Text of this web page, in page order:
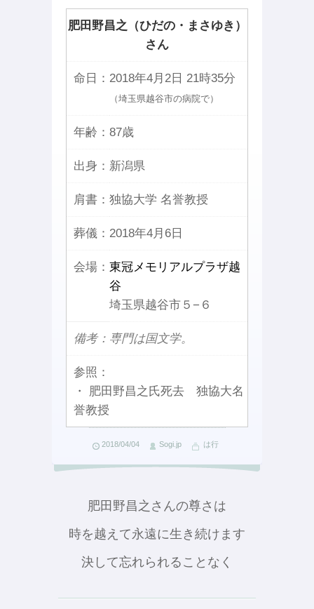
肥田野昌之（ひだの・まさゆき）
さん
命日： 2018年4月2日 21時35分
（埼玉県越谷市の病院で）
年齢： 87歳
出身： 新潟県
肩書： 独協大学 名誉教授
葬儀： 2018年4月6日
会場： 東冠メモリアルプラザ越
谷
埼玉県越谷市５−６
備考：専門は国文学。
参照：
・ 肥田野昌之氏死去 独協大名
誉教授
2018/04/04 Sogi.jp は行
肥田野昌之さんの尊さは
時を越えて永遠に生き続けます
決して忘れられることなく